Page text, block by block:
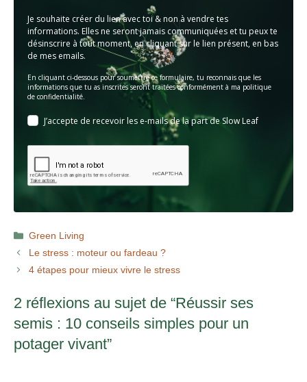
Je souhaite créer du lien avec toi & non à vendre tes
informations. Elles ne seront jamais communiquées et tu peux te
désinscrire à tout moment, en cliquant sur le lien présent, en bas
de mes emails.
En cliquant ci-dessous pour soumettre ce formulaire, tu reconnais que les
informations que tu as inscrites seront traitées conformément à ma politique
de confidentialité.
J’accepte de recevoir les e-mails de la part de Slow Leaf
Catégories
Green Living
Le stress : moteur ou fardeau ?
4 étapes pour mieux vivre le stress
2 réflexions au sujet de “Réussir ses
semis : 10 conseils simples pour un
potager vivant”